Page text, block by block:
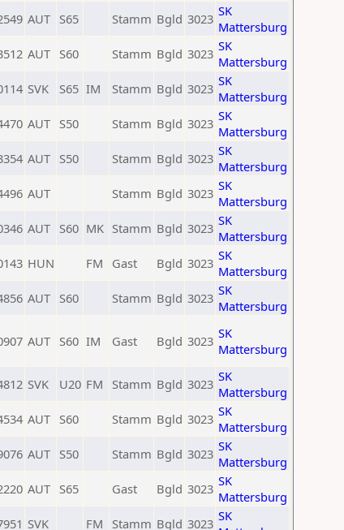
AUT S65 Stamm Bgld 3023 SK
Mattersburg
AUT S60 Stamm Bgld 3023 SK
Mattersburg
SVK S65 IM Stamm Bgld 3023 SK
Mattersburg
AUT S50 Stamm Bgld 3023 SK
Mattersburg
AUT S50 Stamm Bgld 3023 SK
Mattersburg
AUT Stamm Bgld 3023 SK
Mattersburg
AUT S60 MK Stamm Bgld 3023 SK
Mattersburg
HUN FM Gast Bgld 3023 SK
Mattersburg
AUT S60 Stamm Bgld 3023 SK
Mattersburg
AUT S60 IM Gast Bgld 3023 SK
Mattersburg
SVK U20 FM Stamm Bgld 3023 SK
Mattersburg
AUT S60 Stamm Bgld 3023 SK
Mattersburg
AUT S50 Stamm Bgld 3023 SK
Mattersburg
AUT S65 Gast Bgld 3023 SK
Mattersburg
SVK FM Stamm Bgld 3023 SK